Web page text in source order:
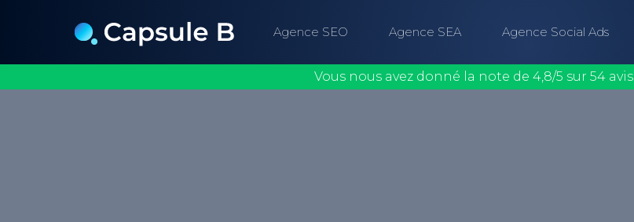
Agence SEO Agence SEA Agence Social Ads
Vous nous avez donné la note de 4,8/5 sur 54 avis